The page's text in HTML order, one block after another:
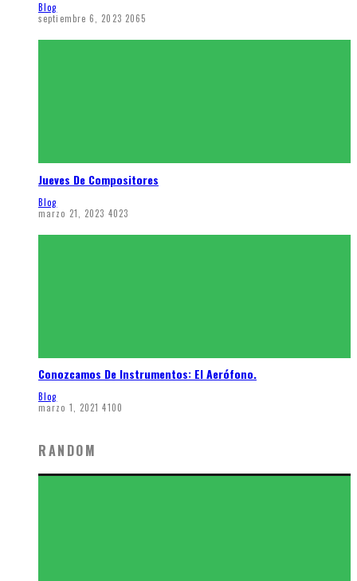
Blog
septiembre 6, 2023 2065
Jueves De Compositores
Blog
marzo 21, 2023 4023
Conozcamos De Instrumentos: El Aerófono.
Blog
marzo 1, 2021 4100
RANDOM